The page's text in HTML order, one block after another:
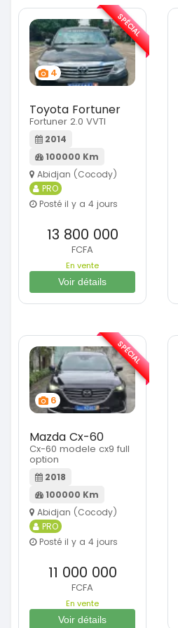
4
Toyota Fortuner
Fortuner 2.0 VVTI
2014
100000 Km
Abidjan (Cocody)
PRO
Posté il y a 4 jours
13 800 000
FCFA
En vente
Voir détails
SPÉCIAL
6
Mazda Cx-60
Cx-60 modele cx9 full
option
2018
100000 Km
Abidjan (Cocody)
PRO
Posté il y a 4 jours
11 000 000
FCFA
En vente
Voir détails
SPÉCIAL